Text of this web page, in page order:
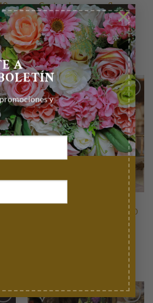
A
y
×
Centro de mesa en florero
(10 piezas)
$ 7,500.00
AÑADIR AL CARRITO
de
Añadir
a la
lista de
deseos
CENTROS DE MESA
Centro de mesa Estefano (10